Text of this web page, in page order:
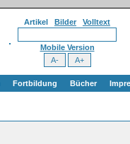
Artikel Bilder Volltext
Mobile Version
Fortbildung Bücher